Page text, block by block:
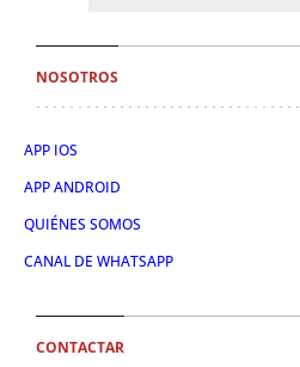
NOSOTROS
APP IOS
APP ANDROID
QUIÉNES SOMOS
CANAL DE WHATSAPP
CONTACTAR